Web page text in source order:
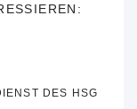
DES HSG